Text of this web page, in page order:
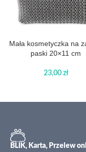
Mała kosmetyczka na
paski 20×11 cm
23,00 zł
BLIK, Karta, Przelew